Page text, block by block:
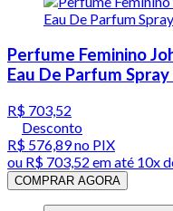
Perfume Feminino
Eau De Parfum
R$ 703,52
Desconto
R$ 576,89no PIX
ou R$ 703,52 em até 10x
COMPRAR AGORA